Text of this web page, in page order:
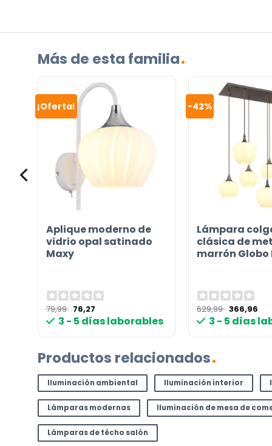
correo electrónico ainfo@lamparas-en-linea.es
Más de esta familia
¡Oferta!
Aplique moderno de
vidrio opal satinado
Maxy
79,99 El
precio
original
76,27
precio
actual
3 - 5 días laborables
-42%
Lámpara
clásica de
marrón Globo
629,99 El
precio
original
366,96
3 - 5 días
Productos relacionados
Iluminación ambiental Iluminación interior
Lámparas modernas Iluminación de mesa de
Lámparas de técho salón